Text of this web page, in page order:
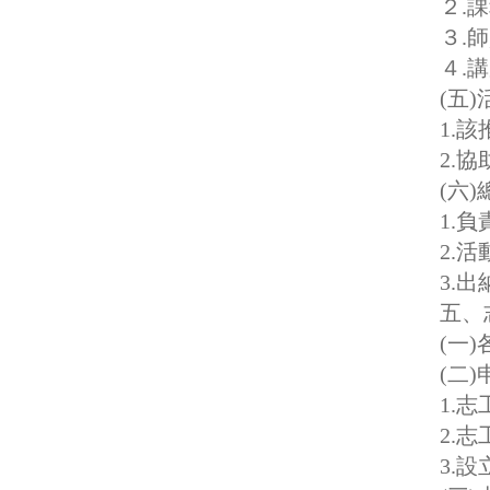
２.
３.
４.
(五)
1.該
2.協
(六)
1.負
2.活
3.出
五、
(一)
(二)
1.志
2.志
3.設